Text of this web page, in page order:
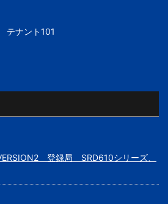
テナント101
登録局 SRD610シリーズ、